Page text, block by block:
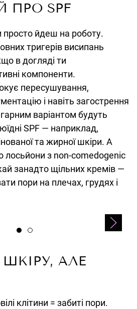
ПРО SPF
просто йдеш на роботу.
тригерів висипань
в догляді ти
компоненти.
пересушування,
і навіть загострення
варіантом будуть
SPF — наприклад,
та жирної шкіри. А
лосьйони з non-comedogenic
занадто щільних кремів —
пори на плечах, грудях і
АЛЕ
клітини = забиті пори.